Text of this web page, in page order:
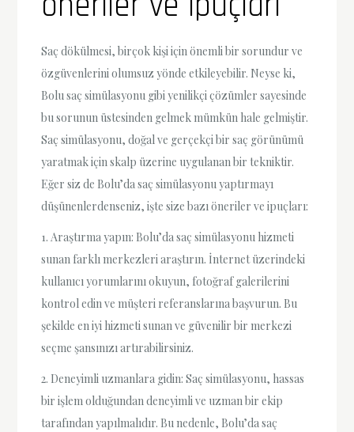
Saç dökülmesi, birçok kişi için önemli bir sorundur ve
özgüvenlerini olumsuz yönde etkileyebilir. Neyse ki,
Bolu saç simülasyonu gibi yenilikçi çözümler sayesinde
bu sorunun üstesinden gelmek mümkün hale gelmiştir.
Saç simülasyonu, doğal ve gerçekçi bir saç görünümü
yaratmak için skalp üzerine uygulanan bir tekniktir.
Eğer siz de Bolu’da saç simülasyonu yaptırmayı
düşünenlerdenseniz, işte size bazı öneriler ve ipuçları:
1. Araştırma yapın: Bolu’da saç simülasyonu hizmeti
sunan farklı merkezleri araştırın. İnternet üzerindeki
kullanıcı yorumlarını okuyun, fotoğraf galerilerini
kontrol edin ve müşteri referanslarına başvurun. Bu
şekilde en iyi hizmeti sunan ve güvenilir bir merkezi
seçme şansınızı artırabilirsiniz.
2. Deneyimli uzmanlara gidin: Saç simülasyonu, hassas
bir işlem olduğundan deneyimli ve uzman bir ekip
tarafından yapılmalıdır. Bu nedenle, Bolu’da saç